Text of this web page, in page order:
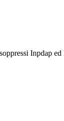
Inpdap